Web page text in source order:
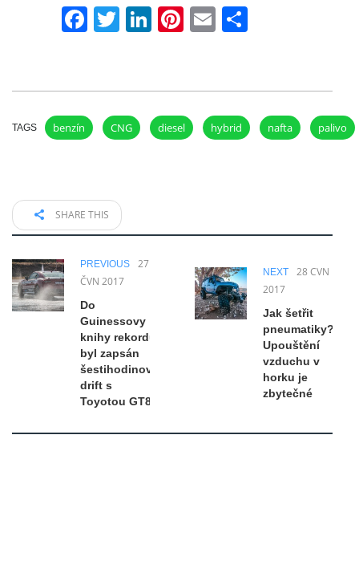
Facebook
Twitter
LinkedIn
Pinterest
Email
TAGS benzín CNG diesel hybrid nafta palivo
SHARE THIS
PREVIOUS
27
ČVN 2017
Do
Guinessovy
knihy rekordů
byl zapsán
šestihodinový
drift s
Toyotou GT86
NEXT
28 ČVN
2017
Jak šetřit
pneumatiky?
Upouštění
vzduchu v
horku je
zbytečné